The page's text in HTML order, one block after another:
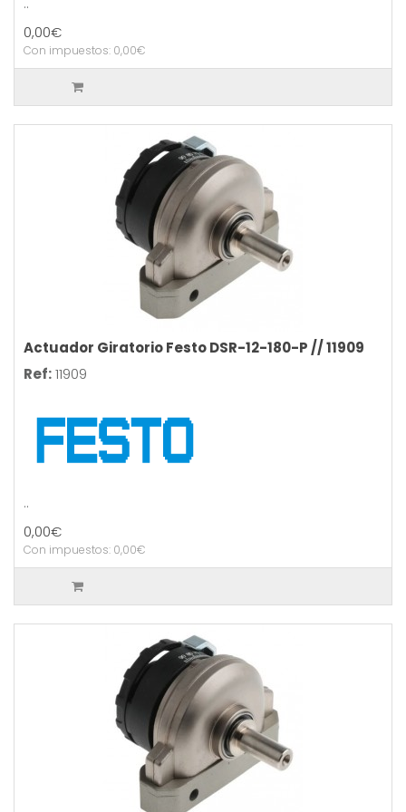
0,00€
Con impuestos: 0,00€
Actuador Giratorio Festo DSR-12-180-P // 11909
Ref:11909
..
0,00€
Con impuestos: 0,00€